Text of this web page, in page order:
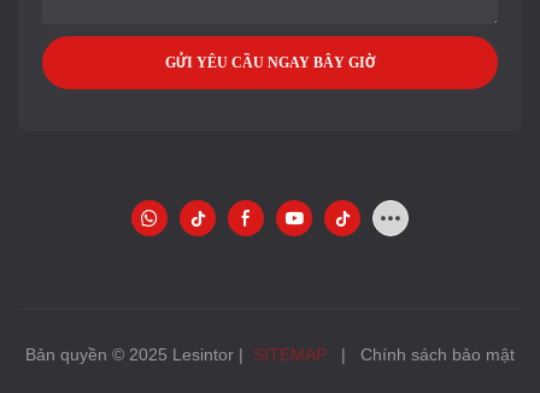
GỬI YÊU CẦU NGAY BÂY GIỜ
Bản quyền © 2025 Lesintor | SITEMAP | Chính sách bảo mật